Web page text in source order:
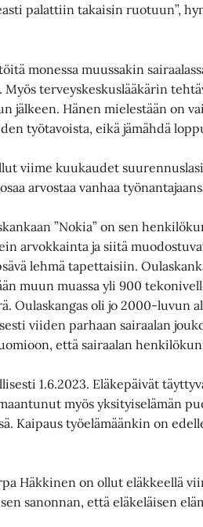
palattiin takaisin ruotuun”,
monessa muussakin
Myös terveyskeskuslääkärin
jälkeen. Hänen mielestään on
työtavoista, eikä jämähdä
viime kuukaudet
arvostaa vanhaa
”Nokia” on sen
arvokkainta ja siitä
lehmä tapettaisiin.
muun muassa yli 900
Oulaskangas oli jo 2000-luvun
viiden parhaan sairaalan
että sairaalan
1.6.2023. Eläkepäivät
myös yksityiselämän
Kaipaus työelämäänkin on
Häkkinen on ollut eläkkeellä
sanonnan, että eläkeläisen